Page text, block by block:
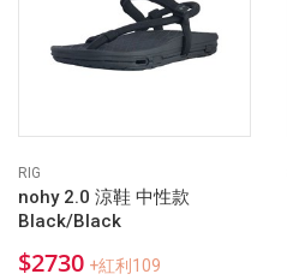
RIG
nohy 2.0 涼鞋 中性款
Black/Black
$2730 +紅利109